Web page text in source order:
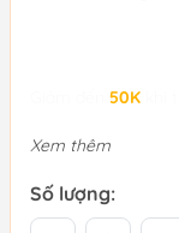
50K
Xem thêm
Số lượng: